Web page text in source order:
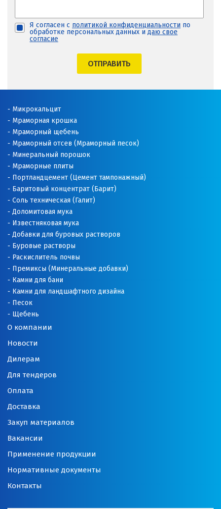
Я согласен с политикой конфиденциальности по
обработке персональных данных и даю свое
согласие
ОТПРАВИТЬ
О компании
Новости
Дилерам
Для тендеров
Оплата
Доставка
Закуп материалов
Вакансии
Применение продукции
Нормативные документы
Контакты
Микрокальцит
Мраморная крошка
Мраморный щебень
Мраморный отсев (Мраморный песок)
Минеральный порошок
Мраморные плиты
Портландцемент (Цемент тампонажный)
Баритовый концентрат (Барит)
Соль техническая (Галит)
Доломитовая мука
Известняковая мука
Добавки для буровых растворов
Буровые растворы
Раскислитель почвы
Премиксы (Минеральные добавки)
Камни для бани
Камни для ландшафтного дизайна
Песок
Щебень